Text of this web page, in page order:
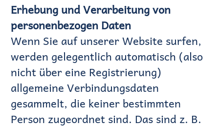
Erhebung und Verarbeitung von
personenbezogen Daten
Wenn Sie auf unserer Website surfen,
werden gelegentlich automatisch (also
nicht über eine Registrierung)
allgemeine Verbindungsdaten
gesammelt, die keiner bestimmten
Person zugeordnet sind. Das sind z. B.